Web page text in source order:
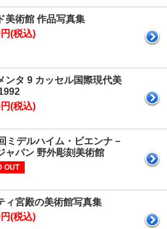
美術館 作品写真集
(税込)
ンタ 9 カッセル国際現代美
(税込)
ミデルハイム・ビエンナ－
ャパン 野外彫刻美術館
OUT
ィ宮殿の美術館写真集
(税込)